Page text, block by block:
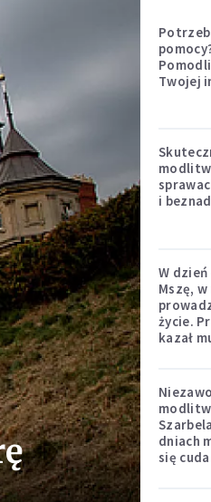
Twojej
i
W
Mszę, w
życie.
kazał
dniach
się cuda